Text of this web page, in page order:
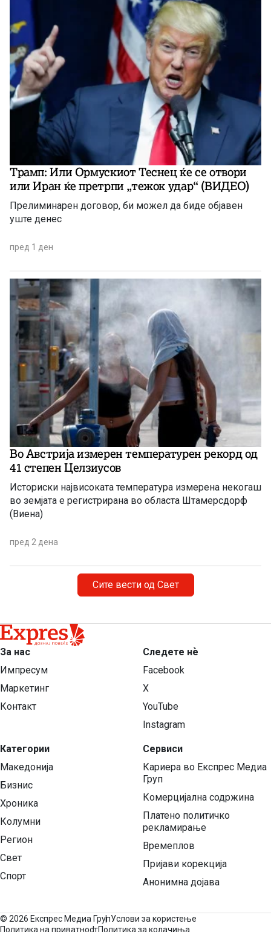
Трамп: Или Ормускиот Теснец ќе се отвори
или Иран ќе претрпи „тежок удар“ (ВИДЕО)
Прелиминарен договор, би можел да биде објавен
уште денес
пред 1 ден
Во Австрија измерен температурен рекорд од
41 степен Целзиусов
Историски највисоката температура измерена некогаш
во земјата е регистрирана во областа Штамерсдорф
(Виена)
пред 2 дена
Сите вести од Свет
За нас
Импресум
Маркетинг
Контакт
Категории
Македонија
Бизнис
Хроника
Колумни
Регион
Свет
Спорт
Следете нѐ
Facebook
X
YouTube
Instagram
Сервиси
Кариера во Експрес Медиа
Груп
Комерцијална содржина
Платено политичко
рекламирање
Времеплов
Пријави корекција
Анонимна дојава
© 2026 Експрес Медиа ГрупУслови за користење
Политика на приватностПолитика за колачиња